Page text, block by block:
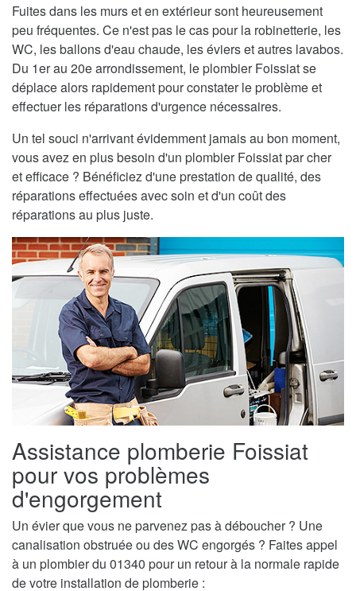
Fuites dans les murs et en extérieur sont heureusement
peu fréquentes. Ce n'est pas le cas pour la robinetterie, les
WC, les ballons d'eau chaude, les éviers et autres lavabos.
Du 1er au 20e arrondissement, le plombier Foissiat se
déplace alors rapidement pour constater le problème et
effectuer les réparations d'urgence nécessaires.
Un tel souci n'arrivant évidemment jamais au bon moment,
vous avez en plus besoin d'un plombier Foissiat par cher
et efficace ? Bénéficiez d'une prestation de qualité, des
réparations effectuées avec soin et d'un coût des
réparations au plus juste.
Assistance plomberie Foissiat
pour vos problèmes
d'engorgement
Un évier que vous ne parvenez pas à déboucher ? Une
canalisation obstruée ou des WC engorgés ? Faites appel
à un plombier du 01340 pour un retour à la normale rapide
de votre installation de plomberie :